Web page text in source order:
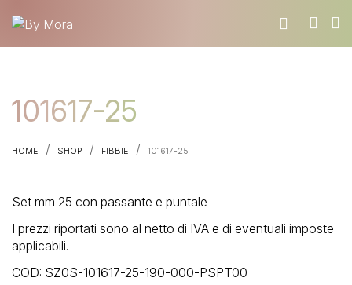
MATERIALI
TROVA UN RIVENDITORE
RICHIEDI IL CATALOGO
101617-25
HOME / SHOP / FIBBIE / 101617-25
Set mm 25 con passante e puntale
I prezzi riportati sono al netto di IVA e di eventuali imposte
applicabili.
COD: SZ0S-101617-25-190-000-PSPT00